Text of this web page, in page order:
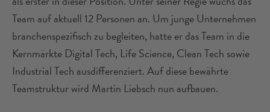
Team auf aktuell 12 Personen an. Um junge Unternehmen
branchenspezifisch zu begleiten, hatte er das Team in die
Kernmärkte Digital Tech, Life Science, Clean Tech sowie
Industrial Tech ausdifferenziert. Auf diese bewährte
Teamstruktur wird Martin Liebsch nun aufbauen.